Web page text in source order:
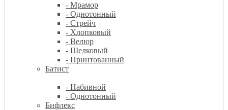
- Мрамор
- Однотонный
- Стрейч
- Хлопковый
- Велюр
- Шелковый
- Принтованный
Батист
- Набивной
- Однотонный
Бифлекс